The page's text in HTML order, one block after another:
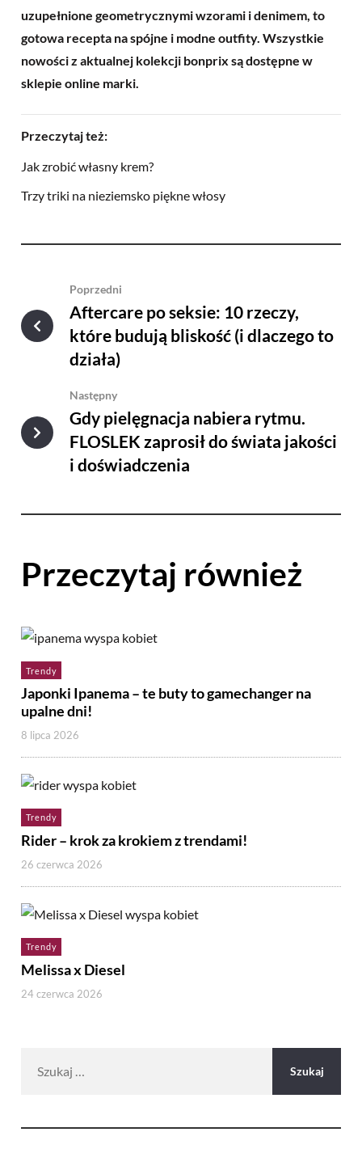
uzupełnione geometrycznymi wzorami i denimem, to
gotowa recepta na spójne i modne outfity. Wszystkie
nowości z aktualnej kolekcji bonprix są dostępne w
sklepie online marki.
Przeczytaj też:
Jak zrobić własny krem?
Trzy triki na nieziemsko piękne włosy
Poprzedni
Aftercare po seksie: 10 rzeczy,
które budują bliskość (i dlaczego to
działa)
Następny
Gdy pielęgnacja nabiera rytmu.
FLOSLEK zaprosił do świata jakości
i doświadczenia
Przeczytaj również
Trendy
Japonki Ipanema – te buty to gamechanger na
upalne dni!
8 lipca 2026
Trendy
Rider – krok za krokiem z trendami!
26 czerwca 2026
Trendy
Melissa x Diesel
24 czerwca 2026